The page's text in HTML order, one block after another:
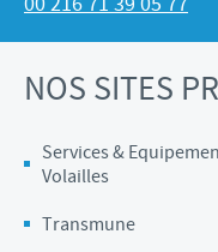
NOS SITES
Services &
Volailles
Transmune